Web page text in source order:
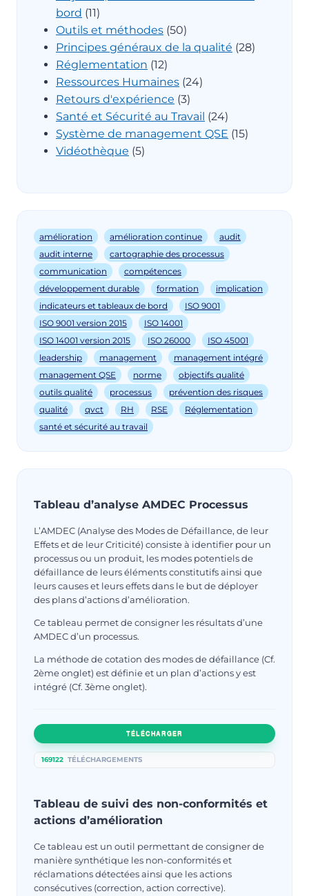
bord (11)
Outils et méthodes (50)
Principes généraux de la qualité (28)
Réglementation (12)
Ressources Humaines (24)
Retours d'expérience (3)
Santé et Sécurité au Travail (24)
Système de management QSE (15)
Vidéothèque (5)
amélioration amélioration continue
audit
audit interne
cartographie des processus
communication
compétences
développement durable
formation
implication
indicateurs et tableaux de bord
ISO 9001
ISO 9001 version 2015
ISO 14001
ISO 14001 version 2015
ISO 26000
ISO 45001
leadership
management
management intégré
management QSE
norme
objectifs qualité
outils qualité
processus
prévention des risques
qualité
qvct RH RSE
Réglementation
santé et sécurité au travail
Tableau d’analyse AMDEC Processus
L’AMDEC (Analyse des Modes de Défaillance, de leur
Effets et de leur Criticité) consiste à identifier pour un
processus ou un produit, les modes potentiels de
défaillance de leurs éléments constitutifs ainsi que
leurs causes et leurs effets dans le but de déployer
des plans d’actions d’amélioration.
Ce tableau permet de consigner les résultats d’une
AMDEC d’un processus.
La méthode de cotation des modes de défaillance (Cf.
2ème onglet) est définie et un plan d’actions y est
intégré (Cf. 3ème onglet).
TÉLÉCHARGER
169122 TÉLÉCHARGEMENTS
Tableau de suivi des non-conformités et
actions d’amélioration
Ce tableau est un outil permettant de consigner de
manière synthétique les non-conformités et
réclamations détectées ainsi que les actions
consécutives (correction, action corrective).